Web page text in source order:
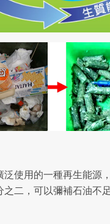
泛使用的一種再生能源
之二，可以彌補石油不